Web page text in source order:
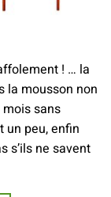
! … la
la mousson non
mois sans
un peu, enfin
s’ils ne savent